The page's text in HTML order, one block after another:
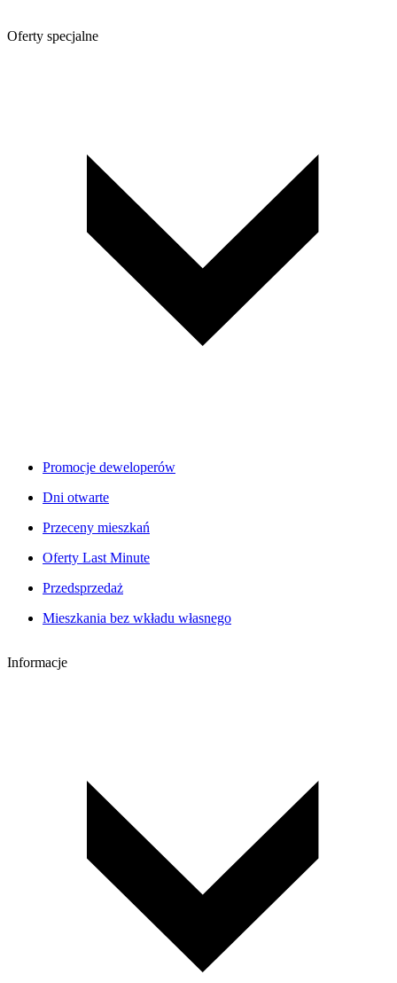
Oferty specjalne
Promocje deweloperów
Dni otwarte
Przeceny mieszkań
Oferty Last Minute
Przedsprzedaż
Mieszkania bez wkładu własnego
Informacje